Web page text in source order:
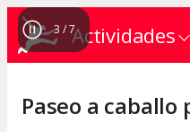
Actividades
3 /7
Paseo a caballo